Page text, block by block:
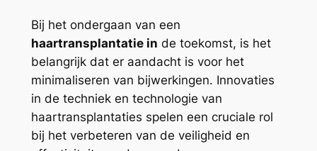
Bij het ondergaan van een
haartransplantatie in de toekomst, is het
belangrijk dat er aandacht is voor het
minimaliseren van bijwerkingen. Innovaties
in de techniek en technologie van
haartransplantaties spelen een cruciale rol
bij het verbeteren van de veiligheid en